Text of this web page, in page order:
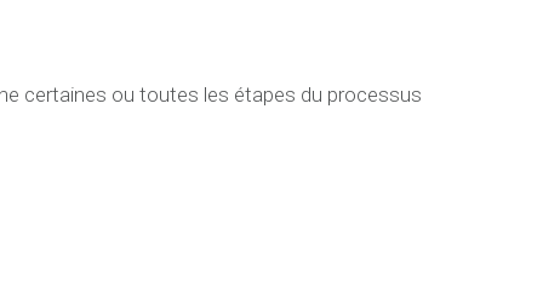
certaines ou toutes les étapes du processus